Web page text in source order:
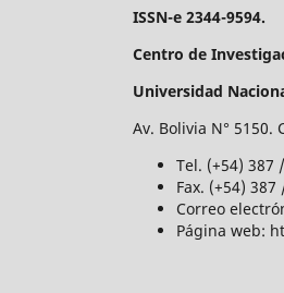
ISSN-e 2344-9594.
Centro de
Universidad
Av. Bolivia N° 5150.
Tel. (+54) 387
Fax. (+54) 387
Correo
Página web: